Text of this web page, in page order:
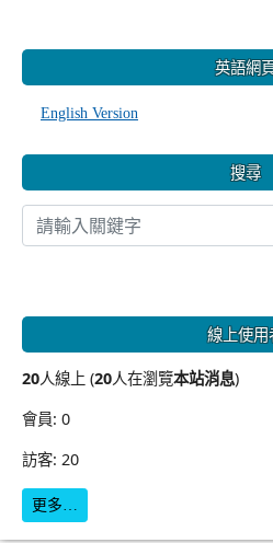
英語網
English Version
搜尋
線上使用
20人線上 (20人在瀏覽本站消息)
會員: 0
訪客: 20
更多…